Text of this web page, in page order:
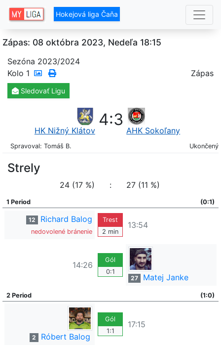
Hokejová liga Čaňa
Zápas: 08 októbra 2023, Nedeľa 18:15
Sezóna 2023/2024
Kolo 1 Zápas
Sledovať Ligu
HK Nižný Klátov
4:3
AHK Sokoľany
Spravoval: Tomáš B. Ukončený
Strely
24 (17 %) : 27 (11 %)
1 Period (0:1)
12 Richard Balog
nedovolené bránenie
Trest
2 min
13:54
14:26
Gól
0:1
27
Matej Janke
2 Period (1:0)
2 Róbert Balog
Gól
1:1
17:15